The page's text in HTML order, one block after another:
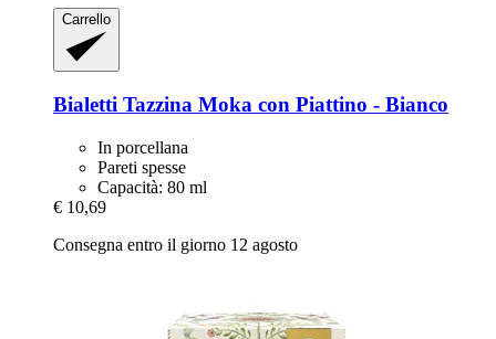
Carrello
Bialetti Tazzina Moka con Piattino -​ Bianco
In porcellana
Pareti spesse
Capacità: 80 ml
€ 10,69
Consegna entro il giorno 12 agosto